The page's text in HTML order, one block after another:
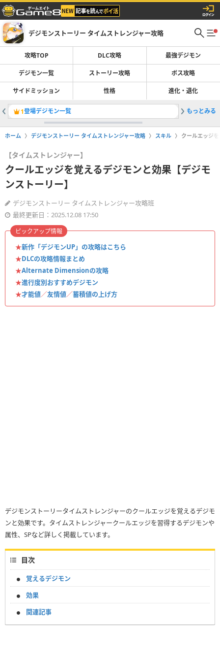
デジモンストーリー タイムストレンジャー攻略
攻略TOP DLC攻略 最強デジモン
デジモン一覧 ストーリー攻略 ボス攻略
サイドミッション 性格 進化・退化
1登場デジモン一覧 2最強デ
もっとみる
ホーム デジモンストーリー タイムストレンジャー攻略 スキル クールエッジ
【タイムストレンジャー】
クールエッジを覚えるデジモンと効果【デジモ
ンストーリー】
デジモンストーリー タイムストレンジャー攻略班
最終更新日：2025.12.08 17:50
★新作「デジモンUP」の攻略はこちら
★DLCの攻略情報まとめ
★Alternate Dimensionの攻略
★進行度別おすすめデジモン
★才能値／友情値／蓄積値の上げ方
ピックアップ情報
デジモンストーリータイムストレンジャーのクールエッジを覚えるデジモ
ンと効果です。タイムストレンジャークールエッジを習得するデジモンや
属性、SPなど詳しく掲載しています。
目次
覚えるデジモン
効果
関連記事